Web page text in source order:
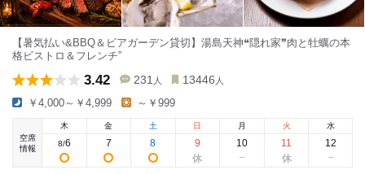
【暑気払い&BBQ＆ビアガーデン貸切】湯島天神❝隠れ家❞肉と牡蠣の本
格ビストロ＆フレンチ”
3.42 231 人 13446 人
￥4,000～￥4,999 ～￥999
空席
情報
木
8/6
金
7
土
8
日
9
月
10
火
11
水
12